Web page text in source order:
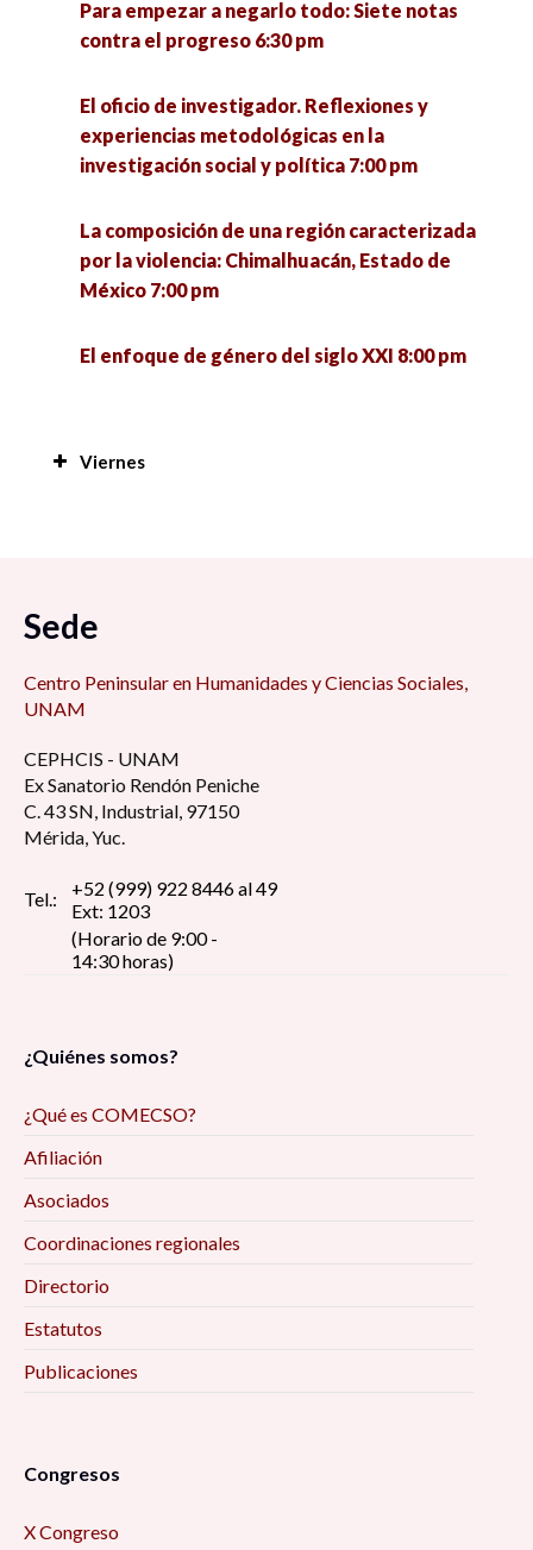
Para empezar a negarlo todo: Siete notas
contra el progreso 6:30 pm
El oficio de investigador. Reflexiones y
experiencias metodológicas en la
investigación social y política 7:00 pm
La composición de una región caracterizada
por la violencia: Chimalhuacán, Estado de
México 7:00 pm
El enfoque de género del siglo XXI 8:00 pm
Viernes
Foro de Modelo de administración estratégica
regreso a las aulas ¿Qué hacer con la
virtualidad? 8:30 am
La perspectiva estudiantil universitaria en
tiempos de pandemia: reflexión y debate 8:30
am
Pin up girls, construcción del estereotipo de la
Reflexiones de la investigación/intervención
sociales, en tiempos de pandemia 9:00 am
discapacidad: diálogo desde los estudios
Críticos 9:00 am
entre Aldama y Santa Martha, Chenalhó
Perspectiva para el Desarrollo Local 10:00 am
Sede
Centro Peninsular en Humanidades y Ciencias Sociales,
UNAM
CEPHCIS - UNAM
Ex Sanatorio Rendón Peniche
C. 43 SN, Industrial, 97150
Mérida, Yuc.
Tel.:
+52 (999) 922 8446 al 49
Ext: 1203
(Horario de 9:00 -
14:30 horas)
¿Quiénes somos?
¿Qué es COMECSO?
Afiliación
Asociados
Coordinaciones regionales
Directorio
Estatutos
Publicaciones
Congresos
X Congreso